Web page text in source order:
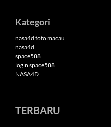
Kategori
nasa4d toto macau
nasa4d
space588
login space588
NASA4D
TERBARU